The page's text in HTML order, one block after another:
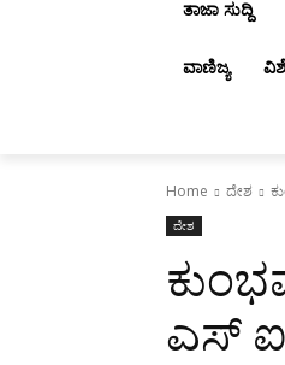
ತಾಜಾ ಸುದ್ದಿ
ವಾಣಿಜ್ಯ
Home ದೇಶ
ದೇಶ
ಎಸ್